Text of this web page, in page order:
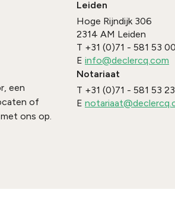
een
of
ons op.
Leiden
Hoge Rijndijk 306
2314 AM Leiden
T +31 (0)71 - 581 53 00
E info@declercq.com
Notariaat
T +31 (0)71 - 581 53 23
E